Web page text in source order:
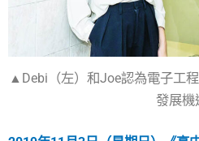
▲Debi（左）和Joe認為電子工
發展機